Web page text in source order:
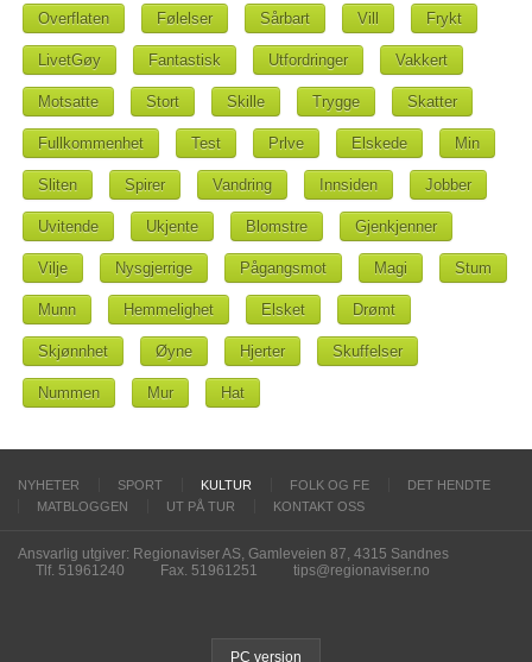
Overflaten Følelser Sårbart Vill Frykt
LivetGøy Fantastisk Utfordringer Vakkert
Motsatte Stort Skille Trygge Skatter
Fullkommenhet Test Prlve Elskede Min
Sliten Spirer Vandring Innsiden Jobber
Uvitende Ukjente Blomstre Gjenkjenner
Vilje Nysgjerrige Pågangsmot Magi Stum
Munn Hemmelighet Elsket Drømt
Skjønnhet Øyne Hjerter Skuffelser
Nummen Mur Hat
NYHETER SPORT KULTUR FOLK OG FE
DET HENDTE
MATBLOGGEN
UT PÅ TUR KONTAKT OSS
Ansvarlig utgiver: Regionaviser AS, Gamleveien 87, 4315 Sandnes
Tlf. 51961240
Fax. 51961251 tips@regionaviser.no
PC version